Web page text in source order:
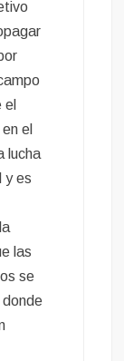
el
el
lucha
y es
las
se
donde